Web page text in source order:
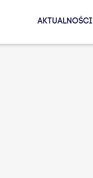
AKTUALNOŚCI